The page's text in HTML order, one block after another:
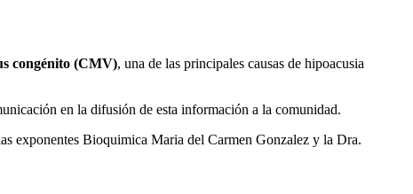
congénito (CMV), una de las principales causas de hipoacusia
en la difusión de esta información a la comunidad.
exponentes Bioquimica Maria del Carmen Gonzalez y la Dra.